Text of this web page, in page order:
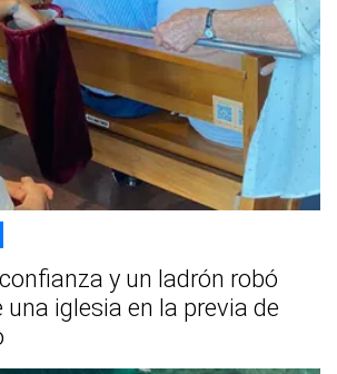
y un ladrón robó
una iglesia en la previa de